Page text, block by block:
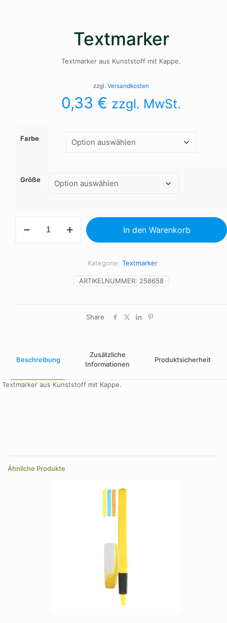
Textmarker
Textmarker aus Kunststoff mit Kappe.
zzgl. Versandkosten
0,33 € zzgl. MwSt.
Farbe
Größe
Menge
In den Warenkorb
ARTIKELNUMMER: 258658
Kategorie: Textmarker
Share
Beschreibung
Zusätzliche
Informationen
Produktsicherheit
Textmarker aus Kunststoff mit Kappe.
Ähnliche Produkte